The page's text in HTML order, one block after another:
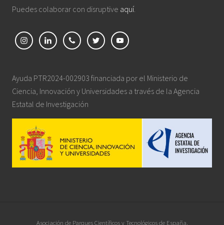
Puedes colaborar con disruptive aquí.
Ayuda PTR2024-002903 financiada por el Ministerio de
Ciencia, Innovación y Universidades a través de la Agencia
Estatal de Investigación
Asociación de Parques Científicos y Tecnológicos de España.